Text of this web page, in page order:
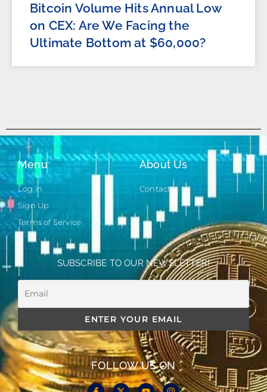
Bitcoin Volume Hits Annual Low
on CEX: Are We Facing the
Ultimate Bottom at $60,000?
Menu
Log in
Sign Up
Terms of Service
About Us
Contact
SUBSCRIBE TO OUR NEWSLETTER!
FOLLOW US ON